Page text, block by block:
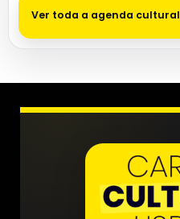
Ver toda a agenda cultural